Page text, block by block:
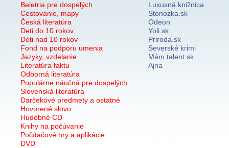
Beletria pre dospelých
Cestovanie, mapy
Česká literatúra
Deti do 10 rokov
Deti nad 10 rokov
Fond na podporu umenia
Jazyky, vzdelanie
Literatúra faktu
Odborná literatúra
Populárne náučná pre dospelých
Slovenská literatúra
Darčekové predmety a ostatné
Hovorené slovo
Hudobné CD
Knihy na počúvanie
Počítačové hry a aplikácie
DVD
Luxusná knižnica
Stonozka.sk
Odeon
Yoli.sk
Priroda.sk
Severské krimi
Mám talent.sk
Ajna